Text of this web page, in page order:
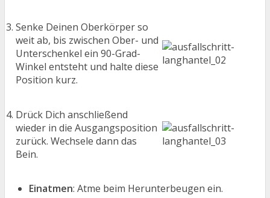
Senke Deinen Oberkörper so
weit ab, bis zwischen Ober- und
Unterschenkel ein 90-Grad-
Winkel entsteht und halte diese
Position kurz.
Drück Dich anschließend
wieder in die Ausgangsposition
zurück. Wechsele dann das
Bein.
Einatmen: Atme beim Herunterbeugen ein.